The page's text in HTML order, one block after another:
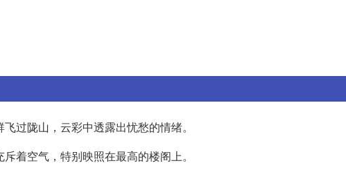
过陇山，云彩中透露出忧愁的情绪。
着空气，特别映照在最高的楼阁上。